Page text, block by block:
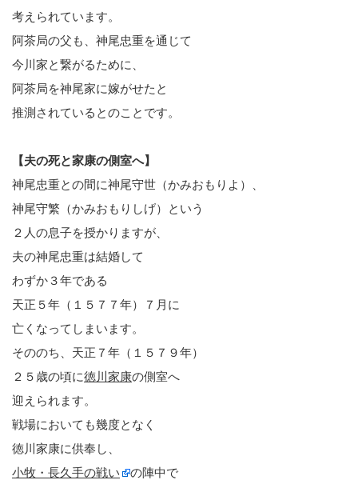
考えられています。
阿茶局の父も、神尾忠重を通じて
今川家と繋がるために、
阿茶局を神尾家に嫁がせたと
推測されているとのことです。
【夫の死と家康の側室へ】
神尾忠重との間に神尾守世（かみおもりよ）、
神尾守繁（かみおもりしげ）という
２人の息子を授かりますが、
夫の神尾忠重は結婚して
わずか３年である
天正５年（１５７７年）７月に
亡くなってしまいます。
そののち、天正７年（１５７９年）
２５歳の頃に徳川家康の側室へ
迎えられます。
戦場においても幾度となく
徳川家康に供奉し、
小牧・長久手の戦い
の陣中で